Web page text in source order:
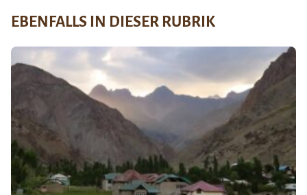
EBENFALLS IN DIESER RUBRIK